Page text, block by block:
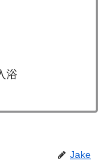
浴
Jake